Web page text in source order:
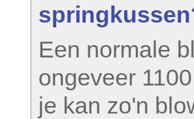
Een normale
ongeveer
je kan zo'n